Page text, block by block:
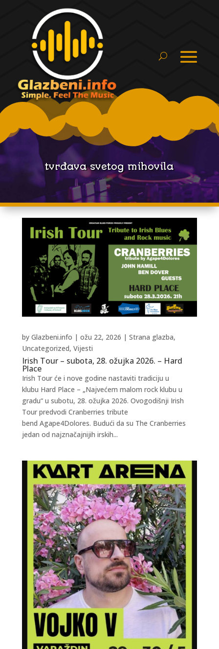
tvrđava svetog mihovila
Irish Tour – subota, 28. ožujka 2026. – Hard
Place
by Glazbeni.info | ožu 22, 2026 | Strana glazba,
Uncategorized, Vijesti
Irish Tour će i nove godine nastaviti tradiciju u
klubu Hard Place – „Najvećem malom rock klubu u
gradu“ u subotu, 28. ožujka 2026. Ovogodišnji Irish
Tour predvodi Cranberries tribute
bend Agape4Dolores. Budući da su The Cranberries
jedan od najznačajnijih irskih...